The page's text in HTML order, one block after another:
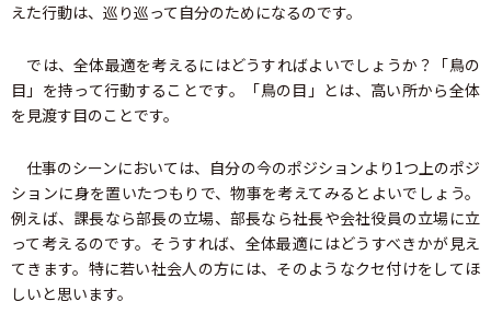
えた行動は、巡り巡って自分のためになるのです。
では、全体最適を考えるにはどうすればよいでしょうか？「鳥の
目」を持って行動することです。「鳥の目」とは、高い所から全体
を見渡す目のことです。
仕事のシーンにおいては、自分の今のポジションより1つ上のポジ
ションに身を置いたつもりで、物事を考えてみるとよいでしょう。
例えば、課長なら部長の立場、部長なら社長や会社役員の立場に立
って考えるのです。そうすれば、全体最適にはどうすべきかが見え
てきます。特に若い社会人の方には、そのようなクセ付けをしてほ
しいと思います。